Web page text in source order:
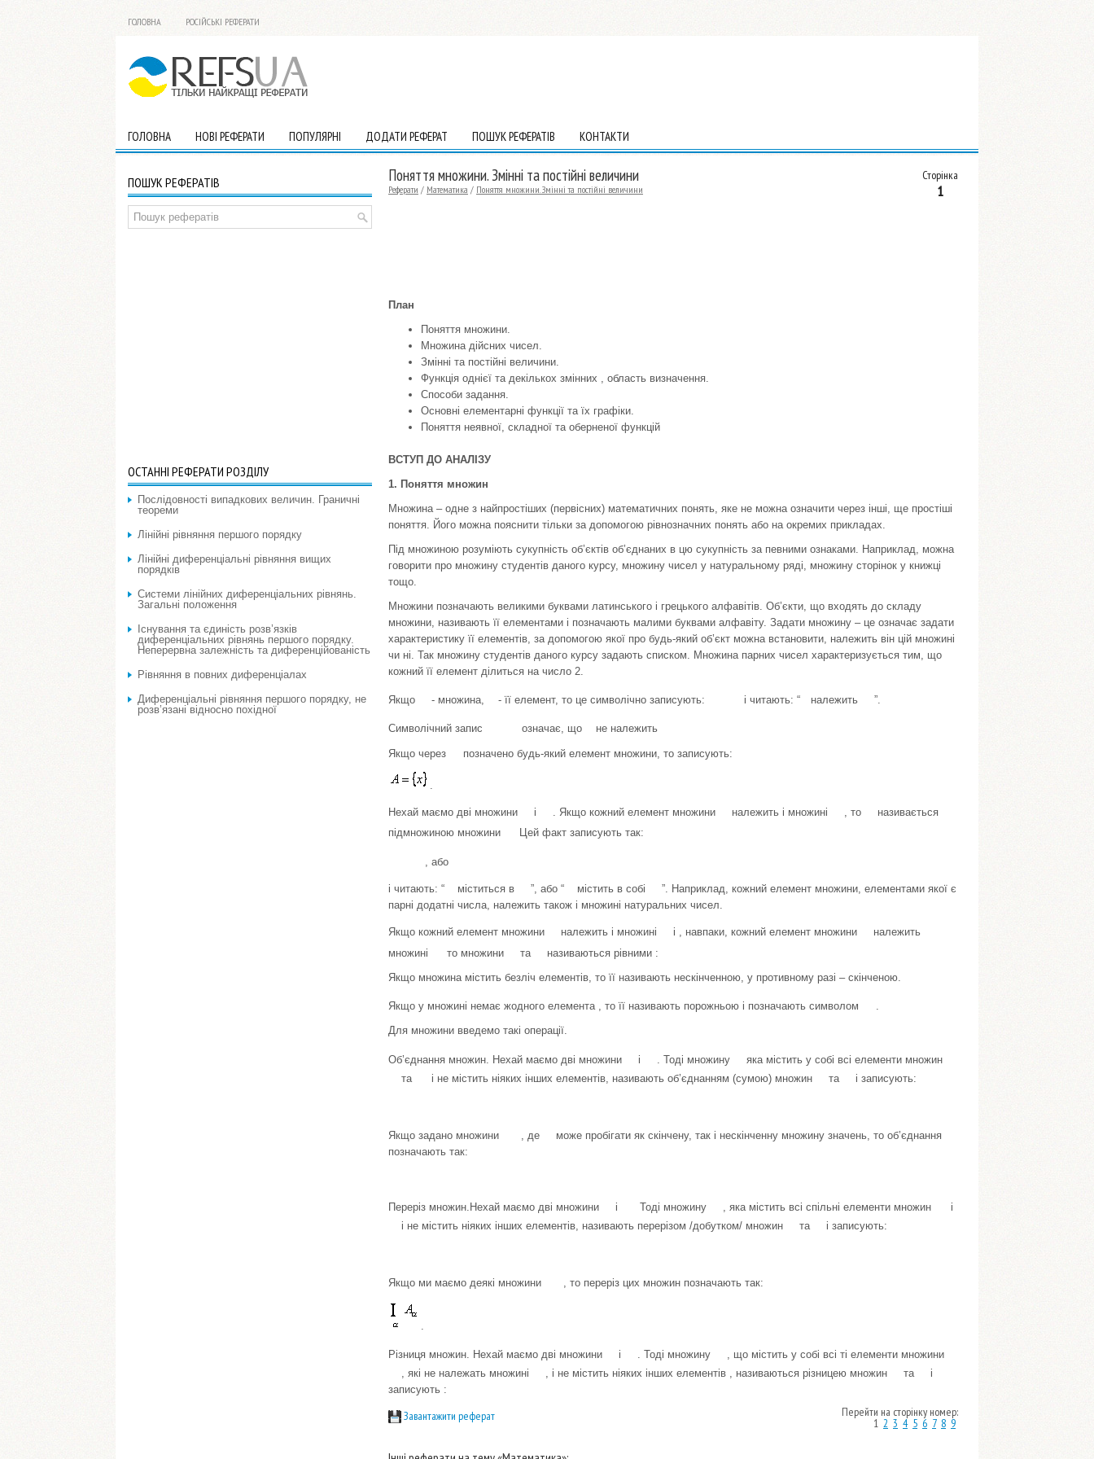
ГОЛОВНА РОСІЙСЬКІ РЕФЕРАТИ
ГОЛОВНА НОВІ РЕФЕРАТИ ПОПУЛЯРНІ ДОДАТИ РЕФЕРАТ ПОШУК РЕФЕРАТІВ КОНТАКТИ
Сторінка
1
Поняття множини. Змінні та постійні величини
Реферати / Математика / Поняття множини. Змінні та постійні величини
План
Поняття множини.
Множина дійсних чисел.
Змінні та постійні величини.
Функція однієї та декількох змінних , область визначення.
Способи задання.
Основні елементарні функції та їх графіки.
Поняття неявної, складної та оберненої функцій
ВСТУП ДО АНАЛІЗУ
1. Поняття множин
Множина – одне з найпростіших (первісних) математичних понять, яке не можна означити через інші, ще простіші
поняття. Його можна пояснити тільки за допомогою рівнозначних понять або на окремих прикладах.
Під множиною розуміють сукупність об’єктів об’єднаних в цю сукупність за певними ознаками. Наприклад, можна
говорити про множину студентів даного курсу, множину чисел у натуральному ряді, множину сторінок у книжці
тощо.
Множини позначають великими буквами латинського і грецького алфавітів. Об’єкти, що входять до складу
множини, називають її елементами і позначають малими буквами алфавіту. Задати множину – це означає задати
характеристику її елементів, за допомогою якої про будь-який об’єкт можна встановити, належить він цій множині
чи ні. Так множину студентів даного курсу задають списком. Множина парних чисел характеризується тим, що
кожний її елемент ділиться на число 2.
Якщо - множина, - її елемент, то це символічно записують: і читають: “ належить ”.
Символічний запис означає, що не належить
Якщо через позначено будь-який елемент множини, то записують:
.
Нехай маємо дві множини і . Якщо кожний елемент множини належить і множині , то
називається
підмножиною множини
Цей факт записують так:
, або
і читають: “ міститься в ”, або “ містить в собі
”. Наприклад, кожний елемент множини, елементами якої є
парні додатні числа, належить також і множині натуральних чисел.
Якщо кожний елемент множини належить і множині і , навпаки, кожний елемент множини
належить
множині
то множини та
називаються рівними :
Якщо множина містить безліч елементів, то її називають нескінченною, у противному разі – скінченою.
Якщо у множині немає жодного елемента , то її називають порожньою і позначають символом
.
Для множини введемо такі операції.
Об’єднання множин. Нехай маємо дві множини і . Тоді множину
яка містить у собі всі елементи множин
та
і не містить ніяких інших елементів, називають об’єднанням (сумою) множин та і записують:
Якщо задано множини , де
може пробігати як скінчену, так і нескінченну множину значень, то об’єднання
позначають так:
Переріз множин.Нехай маємо дві множини і Тоді множину , яка містить всі спільні елементи множин
і
і не містить ніяких інших елементів, називають перерізом /добутком/ множин
та і записують:
Якщо ми маємо деякі множини , то переріз цих множин позначають так:
.
Різниця множин. Нехай маємо дві множини і . Тоді множину
, що містить у собі всі ті елементи множини
, які не належать множині
, і не містить ніяких інших елементів , називаються різницею множин та
і
записують :
Завантажити реферат Перейти на сторінку номер:
1 2 3 4 5 6 7 8 9
ПОШУК РЕФЕРАТІВ
ОСТАННІ РЕФЕРАТИ РОЗДІЛУ
Послідовності випадкових величин. Граничні
теореми
Лінійні рівняння першого порядку
Лінійні диференціальні рівняння вищих
порядків
Системи лінійних диференціальних рівнянь.
Загальні положення
Існування та єдиність розв’язків
диференціальних рівнянь першого порядку.
Неперервна залежність та диференційованість
Рівняння в повних диференціалах
Диференціальні рівняння першого порядку, не
розв’язані відносно похідної